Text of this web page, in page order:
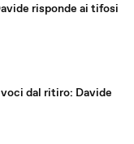
risponde ai tifosi
dal ritiro: Davide